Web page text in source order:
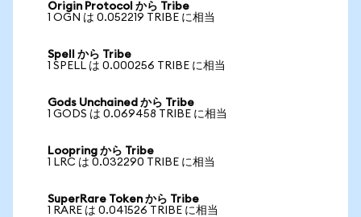
Origin Protocol から Tribe
1 OGN は 0.052219 TRIBE に相当
Spell から Tribe
1 SPELL は 0.000256 TRIBE に相当
Gods Unchained から Tribe
1 GODS は 0.069458 TRIBE に相当
Loopring から Tribe
1 LRC は 0.032290 TRIBE に相当
SuperRare Token から Tribe
1 RARE は 0.041526 TRIBE に相当